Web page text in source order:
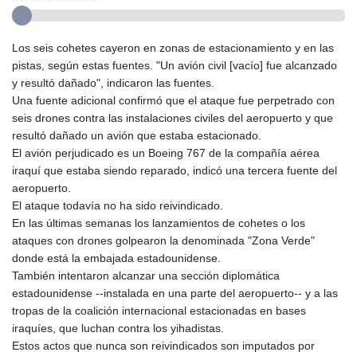
Los seis cohetes cayeron en zonas de estacionamiento y en las
pistas, según estas fuentes. "Un avión civil [vacío] fue alcanzado
y resultó dañado", indicaron las fuentes.
Una fuente adicional confirmó que el ataque fue perpetrado con
seis drones contra las instalaciones civiles del aeropuerto y que
resultó dañado un avión que estaba estacionado.
El avión perjudicado es un Boeing 767 de la compañía aérea
iraquí que estaba siendo reparado, indicó una tercera fuente del
aeropuerto.
El ataque todavía no ha sido reivindicado.
En las últimas semanas los lanzamientos de cohetes o los
ataques con drones golpearon la denominada "Zona Verde"
donde está la embajada estadounidense.
También intentaron alcanzar una sección diplomática
estadounidense --instalada en una parte del aeropuerto-- y a las
tropas de la coalición internacional estacionadas en bases
iraquíes, que luchan contra los yihadistas.
Estos actos que nunca son reivindicados son imputados por